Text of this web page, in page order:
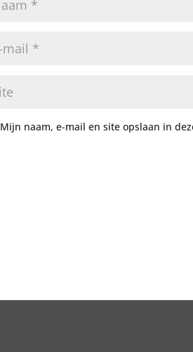
Mijn naam, e-mail en site opslaan in